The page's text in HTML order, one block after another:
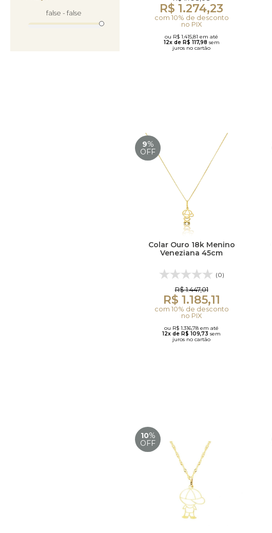
false - false
R$ 1.274,23
com 10% de desconto
no PIX
ou R$ 1.415,81 em até
12x de R$ 117,98 sem
juros no cartão
9%
OFF
Colar Ouro 18k Menino
Veneziana 45cm
(0)
R$ 1.447,01
R$ 1.185,11
com 10% de desconto
no PIX
ou R$ 1.316,78 em até
12x de R$ 109,73 sem
juros no cartão
10%
OFF